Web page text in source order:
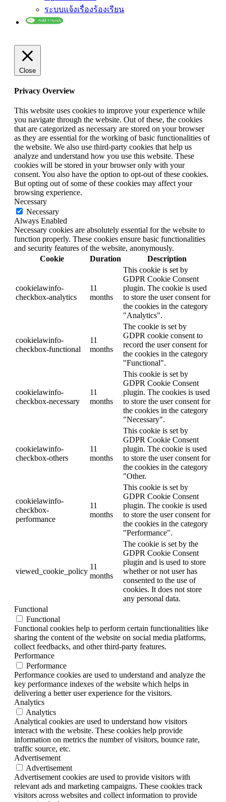
ระบบแจ้งเรื่องร้องเรียน
Close
Privacy Overview
This website uses cookies to improve your experience while
you navigate through the website. Out of these, the cookies
that are categorized as necessary are stored on your browser
as they are essential for the working of basic functionalities of
the website. We also use third-party cookies that help us
analyze and understand how you use this website. These
cookies will be stored in your browser only with your
consent. You also have the option to opt-out of these cookies.
But opting out of some of these cookies may affect your
browsing experience.
Necessary
Necessary
Always Enabled
Necessary cookies are absolutely essential for the website to
function properly. These cookies ensure basic functionalities
and security features of the website, anonymously.
Cookie
Duration Description
cookielawinfo-
checkbox-analytics
11
months
This cookie is set by
GDPR Cookie Consent
plugin. The cookie is used
to store the user consent for
the cookies in the category
"Analytics".
cookielawinfo-
checkbox-functional
11
months
The cookie is set by
GDPR cookie consent to
record the user consent for
the cookies in the category
"Functional".
cookielawinfo-
checkbox-necessary
11
months
This cookie is set by
GDPR Cookie Consent
plugin. The cookies is used
to store the user consent for
the cookies in the category
"Necessary".
cookielawinfo-
checkbox-others
11
months
This cookie is set by
GDPR Cookie Consent
plugin. The cookie is used
to store the user consent for
the cookies in the category
"Other.
cookielawinfo-
checkbox-
performance
11
months
This cookie is set by
GDPR Cookie Consent
plugin. The cookie is used
to store the user consent for
the cookies in the category
"Performance".
viewed_cookie_policy
11
months
The cookie is set by the
GDPR Cookie Consent
plugin and is used to store
whether or not user has
consented to the use of
cookies. It does not store
any personal data.
Functional
Functional
Functional cookies help to perform certain functionalities like
sharing the content of the website on social media platforms,
collect feedbacks, and other third-party features.
Performance
Performance
Performance cookies are used to understand and analyze the
key performance indexes of the website which helps in
delivering a better user experience for the visitors.
Analytics
Analytics
Analytical cookies are used to understand how visitors
interact with the website. These cookies help provide
information on metrics the number of visitors, bounce rate,
traffic source, etc.
Advertisement
Advertisement
Advertisement cookies are used to provide visitors with
relevant ads and marketing campaigns. These cookies track
visitors across websites and collect information to provide